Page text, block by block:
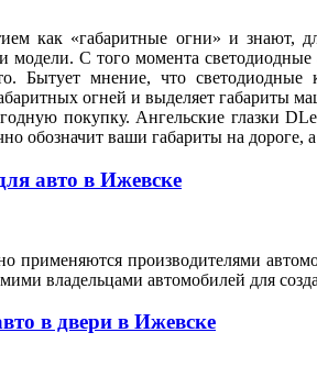
как «габаритные огни» и знают,
модели. С того момента
Бытует мнение, что
огней и выделяет габариты
покупку. Ангельские глазки
обозначит ваши габариты на
авто в Ижевске
применяются производителями
владельцами автомобилей для
в двери в Ижевске